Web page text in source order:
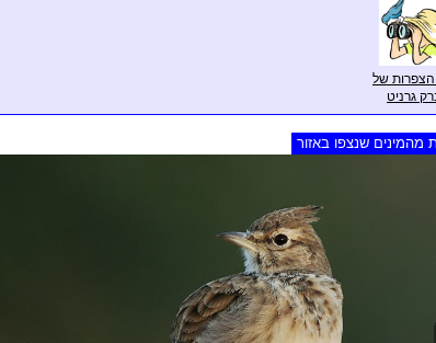
הצפרות של
גרניט
מהמינים שנצפו באזור